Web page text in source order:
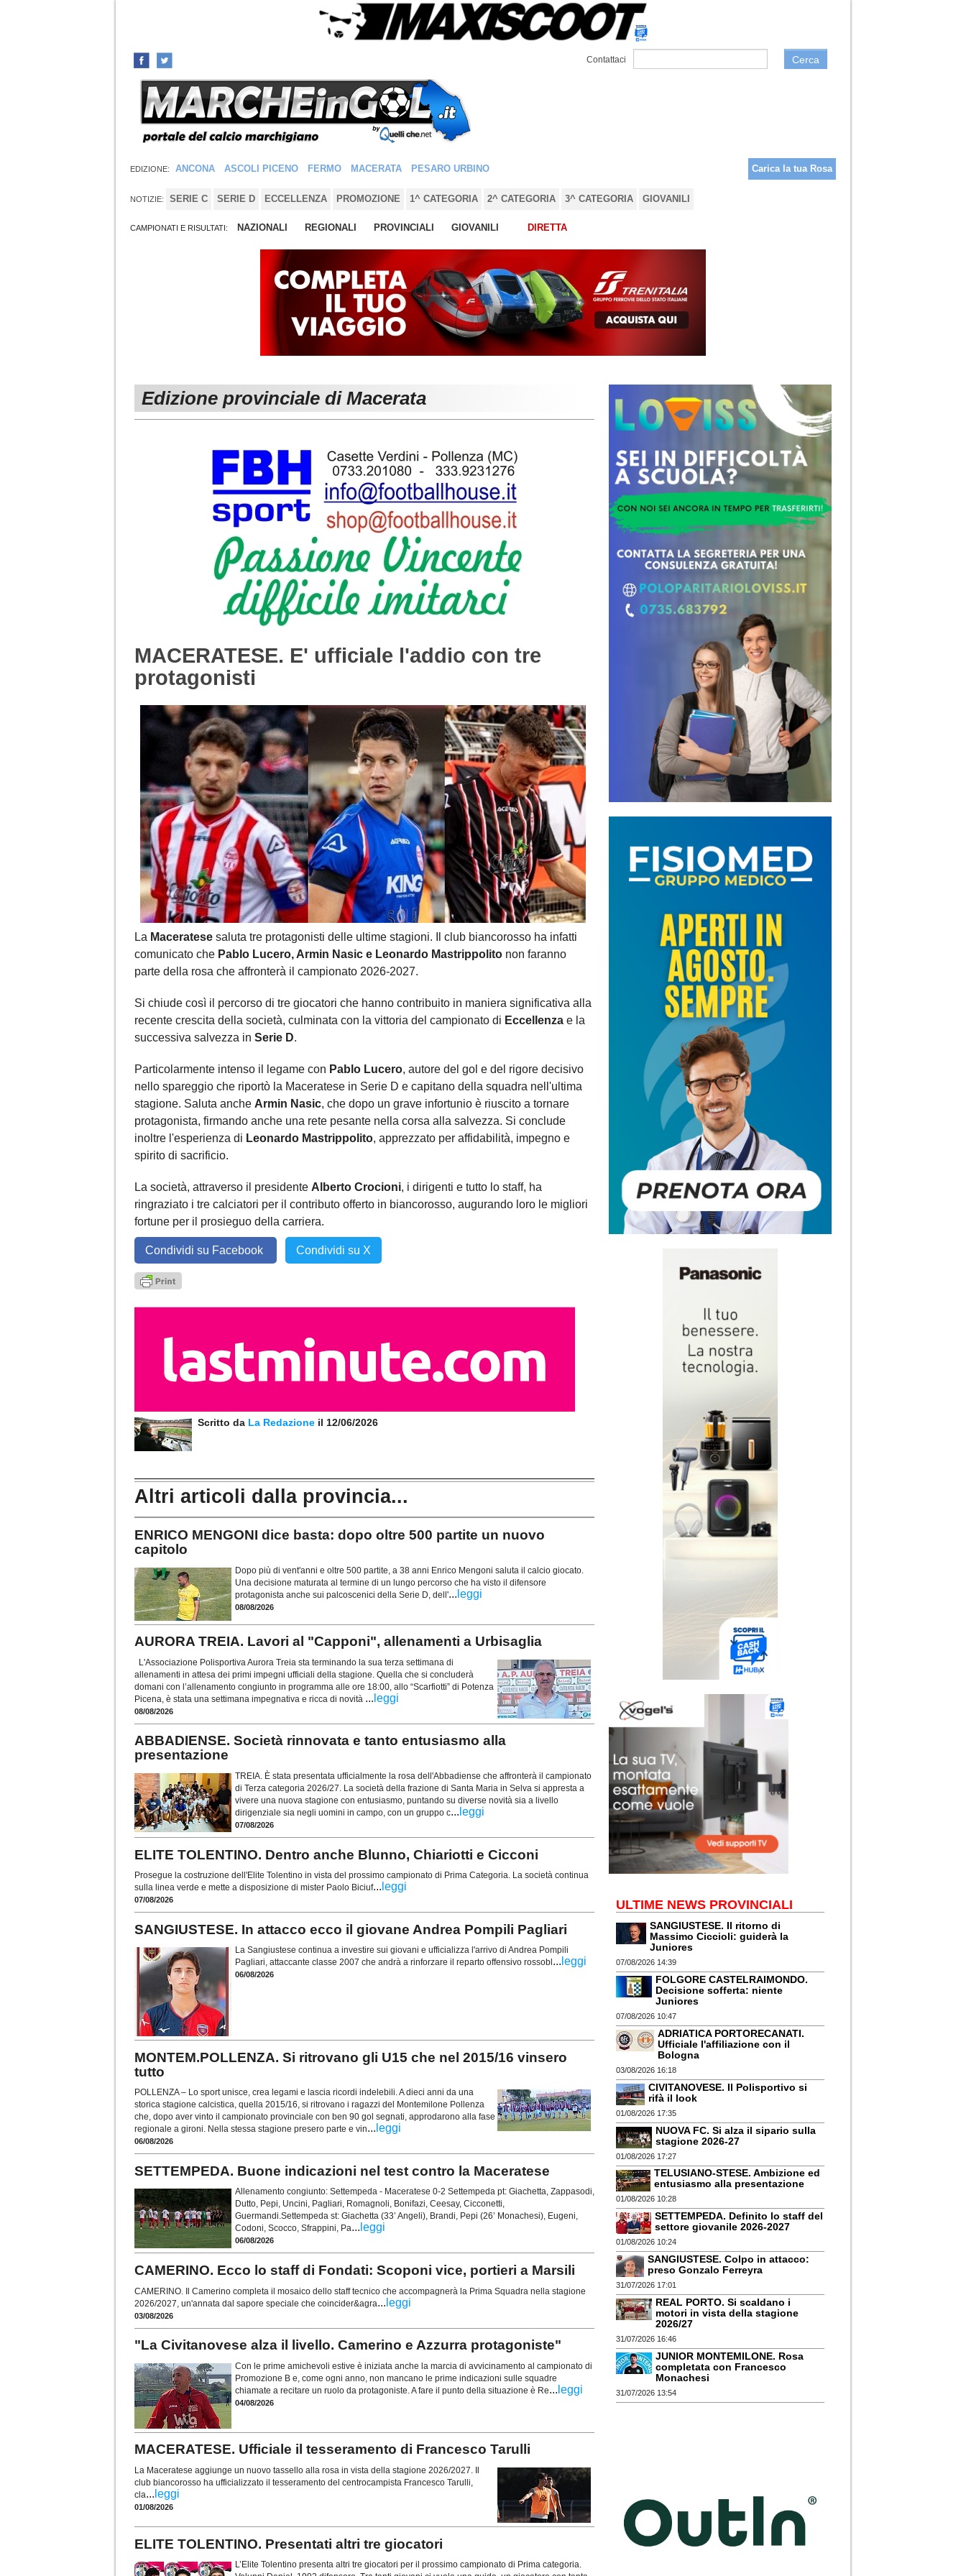
Contattaci Cerca
EDIZIONE: ANCONA ASCOLI PICENO FERMO MACERATA PESARO URBINO Carica la tua Rosa
NOTIZIE: SERIE C SERIE D ECCELLENZA PROMOZIONE 1^ CATEGORIA 2^ CATEGORIA 3^ CATEGORIA GIOVANILI
CAMPIONATI E RISULTATI: NAZIONALI REGIONALI PROVINCIALI GIOVANILI DIRETTA
Edizione provinciale di Macerata
MACERATESE. E' ufficiale l'addio con tre
protagonisti
La Maceratese saluta tre protagonisti delle ultime stagioni. Il club biancorosso ha infatti
comunicato che Pablo Lucero, Armin Nasic e Leonardo Mastrippolito non faranno
parte della rosa che affronterà il campionato 2026-2027.
Si chiude così il percorso di tre giocatori che hanno contribuito in maniera significativa alla
recente crescita della società, culminata con la vittoria del campionato di Eccellenza e la
successiva salvezza in Serie D.
Particolarmente intenso il legame con Pablo Lucero, autore del gol e del rigore decisivo
nello spareggio che riportò la Maceratese in Serie D e capitano della squadra nell'ultima
stagione. Saluta anche Armin Nasic, che dopo un grave infortunio è riuscito a tornare
protagonista, firmando anche una rete pesante nella corsa alla salvezza. Si conclude
inoltre l'esperienza di Leonardo Mastrippolito, apprezzato per affidabilità, impegno e
spirito di sacrificio.
La società, attraverso il presidente Alberto Crocioni, i dirigenti e tutto lo staff, ha
ringraziato i tre calciatori per il contributo offerto in biancorosso, augurando loro le migliori
fortune per il prosieguo della carriera.
Condividi su Facebook Condividi su X
Scritto da La Redazione il 12/06/2026
Altri articoli dalla provincia...
ENRICO MENGONI dice basta: dopo oltre 500 partite un nuovo
capitolo
Dopo più di vent'anni e oltre 500 partite, a 38 anni Enrico Mengoni saluta il calcio giocato.
Una decisione maturata al termine di un lungo percorso che ha visto il difensore
protagonista anche sui palcoscenici della Serie D, dell'... leggi
08/08/2026
AURORA TREIA. Lavori al "Capponi", allenamenti a Urbisaglia
L'Associazione Polisportiva Aurora Treia sta terminando la sua terza settimana di
allenamenti in attesa dei primi impegni ufficiali della stagione. Quella che si concluderà
domani con l’allenamento congiunto in programma alle ore 18:00, allo “Scarfiotti” di Potenza
Picena, è stata una settimana impegnativa e ricca di novità ... leggi
08/08/2026
ABBADIENSE. Società rinnovata e tanto entusiasmo alla
presentazione
TREIA. È stata presentata ufficialmente la rosa dell'Abbadiense che affronterà il campionato
di Terza categoria 2026/27. La società della frazione di Santa Maria in Selva si appresta a
vivere una nuova stagione con entusiasmo, puntando su diverse novità sia a livello
dirigenziale sia negli uomini in campo, con un gruppo c... leggi
07/08/2026
ELITE TOLENTINO. Dentro anche Blunno, Chiariotti e Cicconi
Prosegue la costruzione dell'Elite Tolentino in vista del prossimo campionato di Prima Categoria. La società continua
sulla linea verde e mette a disposizione di mister Paolo Biciuf... leggi
07/08/2026
SANGIUSTESE. In attacco ecco il giovane Andrea Pompili Pagliari
La Sangiustese continua a investire sui giovani e ufficializza l'arrivo di Andrea Pompili
Pagliari, attaccante classe 2007 che andrà a rinforzare il reparto offensivo rossobl ... leggi
06/08/2026
MONTEM.POLLENZA. Si ritrovano gli U15 che nel 2015/16 vinsero
tutto
POLLENZA – Lo sport unisce, crea legami e lascia ricordi indelebili. A dieci anni da una
storica stagione calcistica, quella 2015/16, si ritrovano i ragazzi del Montemilone Pollenza
che, dopo aver vinto il campionato provinciale con ben 90 gol segnati, approdarono alla fase
regionale a gironi. Nella stessa stagione presero parte e vin... leggi
06/08/2026
SETTEMPEDA. Buone indicazioni nel test contro la Maceratese
Allenamento congiunto: Settempeda - Maceratese 0-2 Settempeda pt: Giachetta, Zappasodi,
Dutto, Pepi, Uncini, Pagliari, Romagnoli, Bonifazi, Ceesay, Cicconetti,
Guermandi.Settempeda st: Giachetta (33’ Angeli), Brandi, Pepi (26’ Monachesi), Eugeni,
Codoni, Scocco, Sfrappini, Pa... leggi
06/08/2026
CAMERINO. Ecco lo staff di Fondati: Scoponi vice, portieri a Marsili
CAMERINO. Il Camerino completa il mosaico dello staff tecnico che accompagnerà la Prima Squadra nella stagione
2026/2027, un'annata dal sapore speciale che coincider&agra... leggi
03/08/2026
"La Civitanovese alza il livello. Camerino e Azzurra protagoniste"
Con le prime amichevoli estive è iniziata anche la marcia di avvicinamento al campionato di
Promozione B e, come ogni anno, non mancano le prime indicazioni sulle squadre
chiamate a recitare un ruolo da protagoniste. A fare il punto della situazione è Re... leggi
04/08/2026
MACERATESE. Ufficiale il tesseramento di Francesco Tarulli
La Maceratese aggiunge un nuovo tassello alla rosa in vista della stagione 2026/2027. Il
club biancorosso ha ufficializzato il tesseramento del centrocampista Francesco Tarulli,
cla... leggi
01/08/2026
ELITE TOLENTINO. Presentati altri tre giocatori
L’Elite Tolentino presenta altri tre giocatori per il prossimo campionato di Prima categoria.
ULTIME NEWS PROVINCIALI
SANGIUSTESE. Il ritorno di
Massimo Ciccioli: guiderà la
Juniores
07/08/2026 14:39
FOLGORE CASTELRAIMONDO.
Decisione sofferta: niente
Juniores
07/08/2026 10:47
ADRIATICA PORTORECANATI.
Ufficiale l'affiliazione con il
Bologna
03/08/2026 16:18
CIVITANOVESE. Il Polisportivo si
rifà il look
01/08/2026 17:35
NUOVA FC. Si alza il sipario sulla
stagione 2026-27
01/08/2026 17:27
TELUSIANO-STESE. Ambizione ed
entusiasmo alla presentazione
01/08/2026 10:28
SETTEMPEDA. Definito lo staff del
settore giovanile 2026-2027
01/08/2026 10:24
SANGIUSTESE. Colpo in attacco:
preso Gonzalo Ferreyra
31/07/2026 17:01
REAL PORTO. Si scaldano i
motori in vista della stagione
2026/27
31/07/2026 16:46
JUNIOR MONTEMILONE. Rosa
completata con Francesco
Monachesi
31/07/2026 13:54